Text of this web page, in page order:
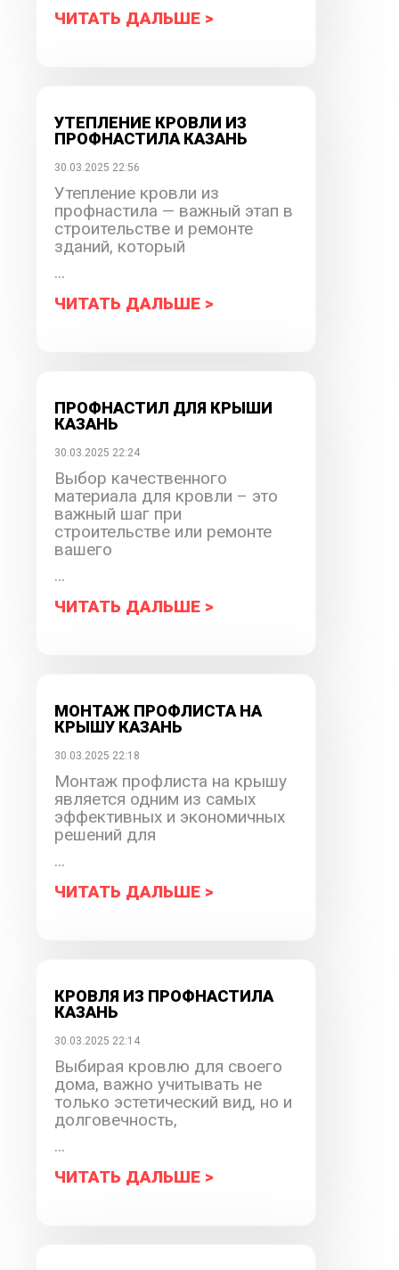
ЧИТАТЬ ДАЛЬШЕ >
УТЕПЛЕНИЕ КРОВЛИ ИЗ
ПРОФНАСТИЛА КАЗАНЬ
30.03.2025 22:56
Утепление кровли из
профнастила — важный этап в
строительстве и ремонте
зданий, который
...
ЧИТАТЬ ДАЛЬШЕ >
ПРОФНАСТИЛ ДЛЯ КРЫШИ
КАЗАНЬ
30.03.2025 22:24
Выбор качественного
материала для кровли – это
важный шаг при
строительстве или ремонте
вашего
...
ЧИТАТЬ ДАЛЬШЕ >
МОНТАЖ ПРОФЛИСТА НА
КРЫШУ КАЗАНЬ
30.03.2025 22:18
Монтаж профлиста на крышу
является одним из самых
эффективных и экономичных
решений для
...
ЧИТАТЬ ДАЛЬШЕ >
КРОВЛЯ ИЗ ПРОФНАСТИЛА
КАЗАНЬ
30.03.2025 22:14
Выбирая кровлю для своего
дома, важно учитывать не
только эстетический вид, но и
долговечность,
...
ЧИТАТЬ ДАЛЬШЕ >